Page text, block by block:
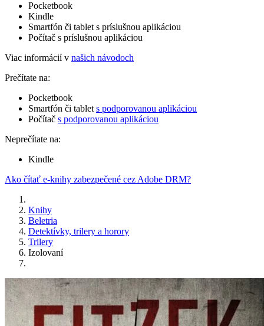
Pocketbook
Kindle
Smartfón či tablet s príslušnou aplikáciou
Počítač s príslušnou aplikáciou
Viac informácií v našich návodoch
Prečítate na:
Pocketbook
Smartfón či tablet s podporovanou aplikáciou
Počítač s podporovanou aplikáciou
Neprečítate na:
Kindle
Ako čítať e-knihy zabezpečené cez Adobe DRM?
Knihy
Beletria
Detektívky, trilery a horory
Trilery
Izolovaní